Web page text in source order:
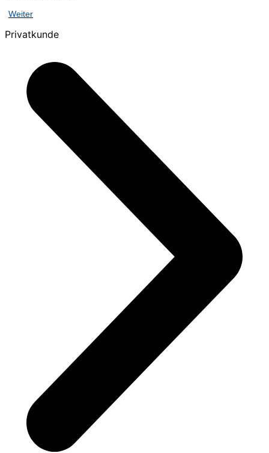
Weiter
Privatkunde